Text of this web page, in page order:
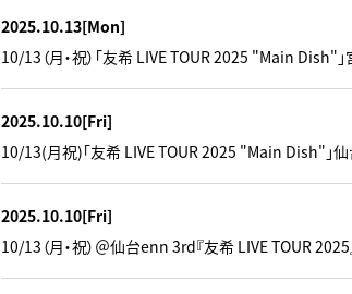
2025.10.13[Mon]
10/13（月・祝）「友希 LIVE TOUR 2025 "Main Dish"
2025.10.10[Fri]
10/13(月祝)「友希 LIVE TOUR 2025 "Main Dish"」
2025.10.10[Fri]
10/13（月・祝）＠仙台enn 3rd『友希 LIVE TOUR